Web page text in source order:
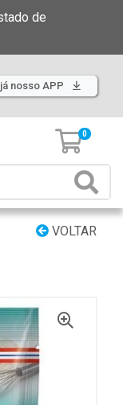
de
nosso APP
0
VOLTAR